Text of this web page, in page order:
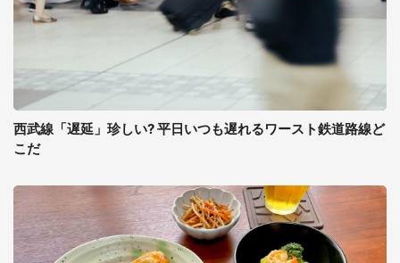
西武線「遅延」珍しい? 平日いつも遅れるワースト鉄道路線ど
こだ